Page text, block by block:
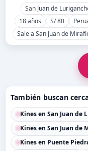
San Juan de
18 años
S/ 80
Sale a San Juan de
También buscan
Kines en San Juan de
Kines en San Juan de
Kines en Puente